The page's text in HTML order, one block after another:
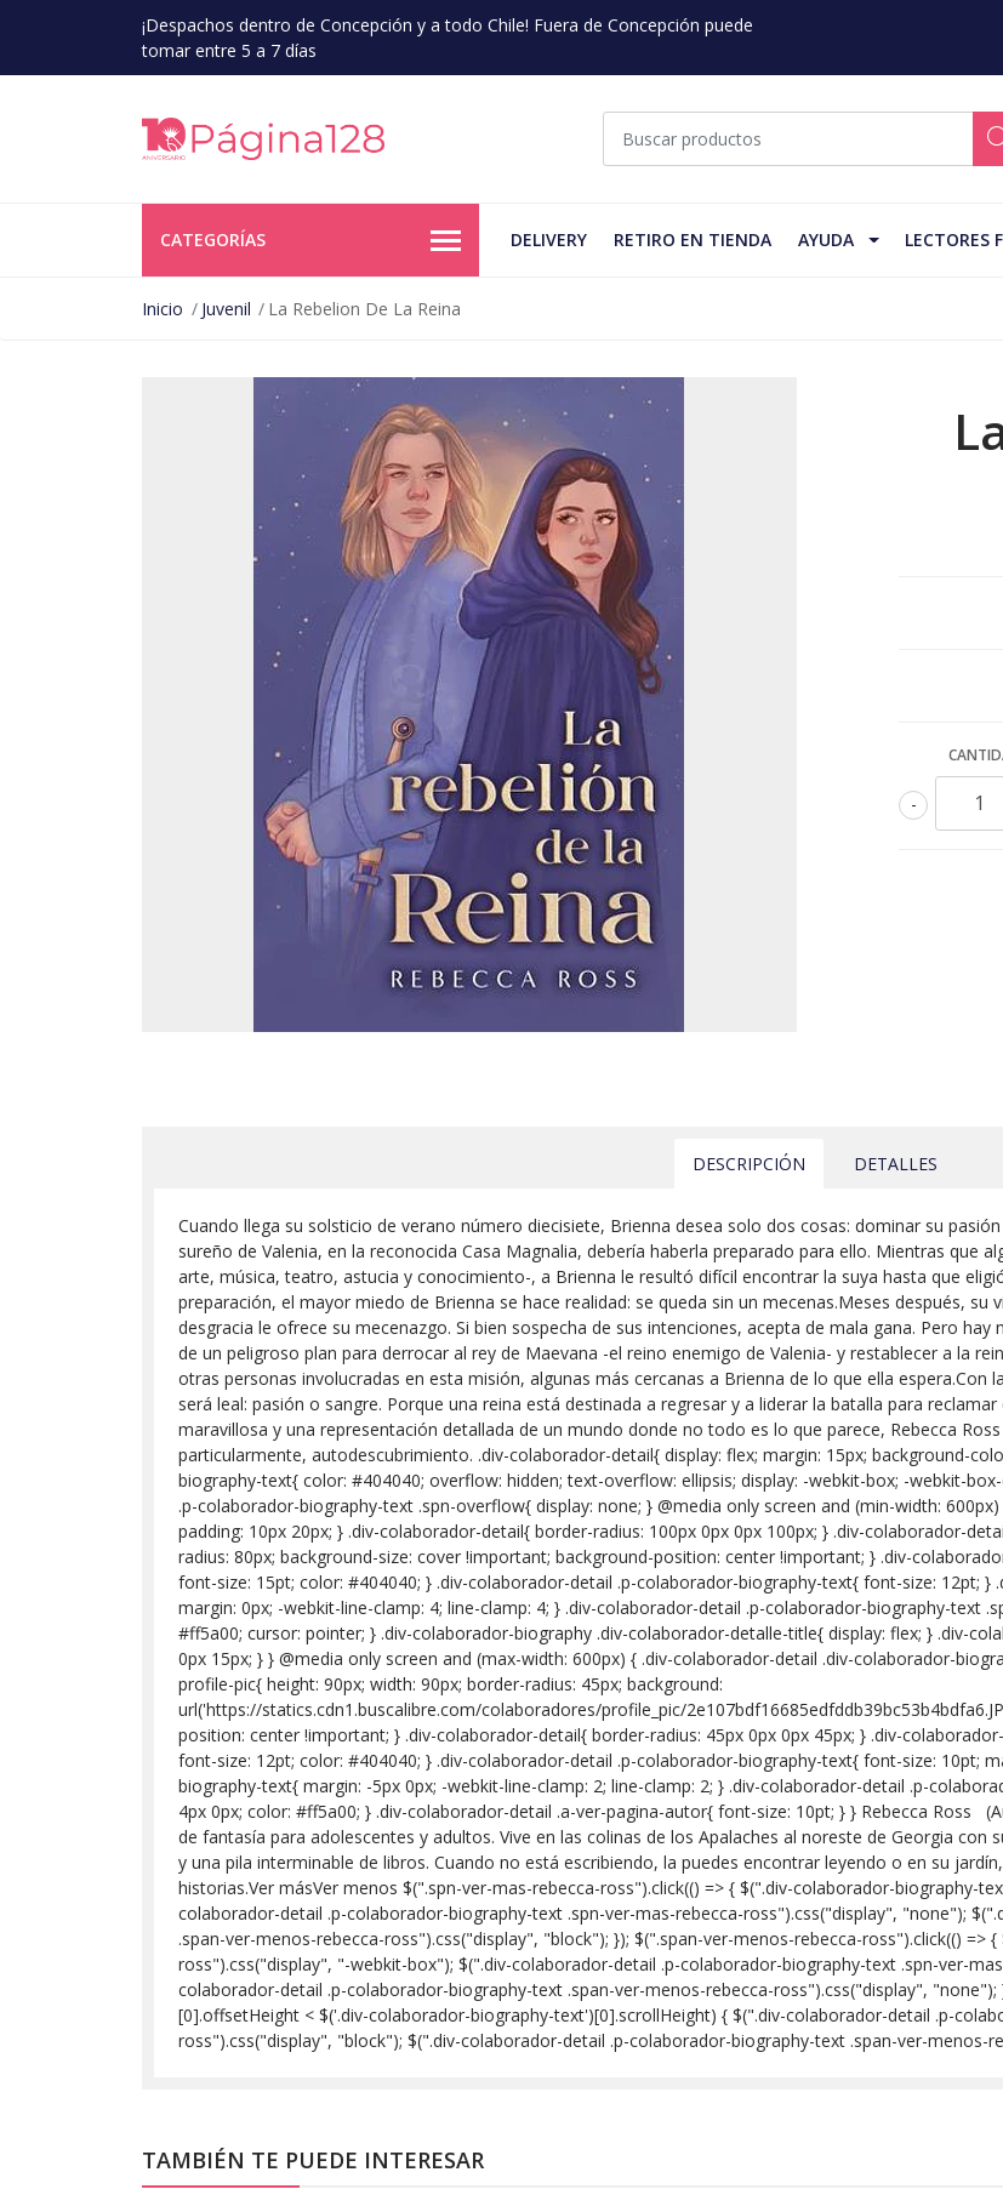
¡Despachos dentro de Concepción y a todo Chile! Fuera de Concepción puede
tomar entre 5 a 7 días
CATEGORÍAS DELIVERY RETIRO EN TIENDA AYUDA LECTORES
Inicio Juvenil La Rebelion De La Reina
-
DESCRIPCIÓN DETALLES
Cuando llega su solsticio de verano número diecisiete, Brienna desea solo dos cosas: dominar su
sureño de Valenia, en la reconocida Casa Magnalia, debería haberla preparado para ello. Mientras que
arte, música, teatro, astucia y conocimiento-, a Brienna le resultó difícil encontrar la suya hasta que
preparación, el mayor miedo de Brienna se hace realidad: se queda sin un mecenas.Meses después,
desgracia le ofrece su mecenazgo. Si bien sospecha de sus intenciones, acepta de mala gana. Pero
de un peligroso plan para derrocar al rey de Maevana -el reino enemigo de Valenia- y restablecer a la
otras personas involucradas en esta misión, algunas más cercanas a Brienna de lo que ella espera.Con
será leal: pasión o sangre. Porque una reina está destinada a regresar y a liderar la batalla para
maravillosa y una representación detallada de un mundo donde no todo es lo que parece, Rebecca
particularmente, autodescubrimiento. .div-colaborador-detail{ display: flex; margin: 15px; background-
biography-text{ color: #404040; overflow: hidden; text-overflow: ellipsis; display: -webkit-box; -webkit-
.p-colaborador-biography-text .spn-overflow{ display: none; } @media only screen and (min-width:
padding: 10px 20px; } .div-colaborador-detail{ border-radius: 100px 0px 0px 100px; } .div-colaborador-
radius: 80px; background-size: cover !important; background-position: center !important; } .div-
font-size: 15pt; color: #404040; } .div-colaborador-detail .p-colaborador-biography-text{ font-size: 12pt;
margin: 0px; -webkit-line-clamp: 4; line-clamp: 4; } .div-colaborador-detail .p-colaborador-biography-text
#ff5a00; cursor: pointer; } .div-colaborador-biography .div-colaborador-detalle-title{ display: flex; } .div-
0px 15px; } } @media only screen and (max-width: 600px) { .div-colaborador-detail .div-colaborador-
profile-pic{ height: 90px; width: 90px; border-radius: 45px; background:
url('https://statics.cdn1.buscalibre.com/colaboradores/profile_pic/
position: center !important; } .div-colaborador-detail{ border-radius: 45px 0px 0px 45px; } .div-
font-size: 12pt; color: #404040; } .div-colaborador-detail .p-colaborador-biography-text{ font-size: 10pt;
biography-text{ margin: -5px 0px; -webkit-line-clamp: 2; line-clamp: 2; } .div-colaborador-detail .p-
4px 0px; color: #ff5a00; } .div-colaborador-detail .a-ver-pagina-autor{ font-size: 10pt; } } Rebecca Ross
de fantasía para adolescentes y adultos. Vive en las colinas de los Apalaches al noreste de Georgia
y una pila interminable de libros. Cuando no está escribiendo, la puedes encontrar leyendo o en su
historias.Ver másVer menos $(".spn-ver-mas-rebecca-ross").click(() => { $(".div-colaborador-biography-
colaborador-detail .p-colaborador-biography-text .spn-ver-mas-rebecca-ross").css("display", "none");
.span-ver-menos-rebecca-ross").css("display", "block"); }); $(".span-ver-menos-rebecca-ross").click(() =>
ross").css("display", "-webkit-box"); $(".div-colaborador-detail .p-colaborador-biography-text .spn-ver-
colaborador-detail .p-colaborador-biography-text .span-ver-menos-rebecca-ross").css("display",
[0].offsetHeight < $('.div-colaborador-biography-text')[0].scrollHeight) { $(".div-colaborador-detail .p-
ross").css("display", "block"); $(".div-colaborador-detail .p-colaborador-biography-text .span-ver-menos-
TAMBIÉN TE PUEDE INTERESAR